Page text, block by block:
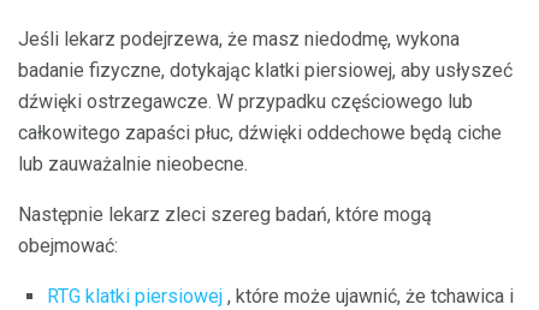
Jeśli lekarz podejrzewa, że ​​masz niedodmę, wykona
badanie fizyczne, dotykając klatki piersiowej, aby usłyszeć
dźwięki ostrzegawcze. W przypadku częściowego lub
całkowitego zapaści płuc, dźwięki oddechowe będą ciche
lub zauważalnie nieobecne.
Następnie lekarz zleci szereg badań, które mogą
obejmować:
RTG klatki piersiowej , które może ujawnić, że tchawica i